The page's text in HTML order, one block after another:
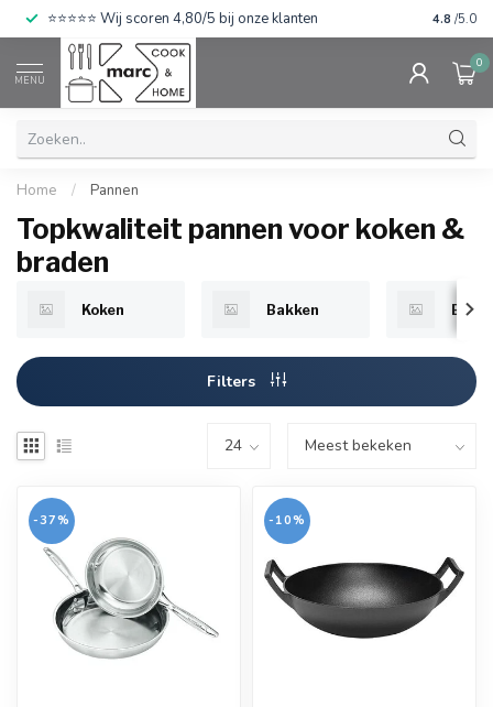
⭐⭐⭐⭐⭐ Wij scoren 4,80/5 bij onze klanten 4.8 /5.0
MENU
0
Home / Pannen
Topkwaliteit pannen voor koken &
braden
Koken Bakken
Filters
-37% -10%